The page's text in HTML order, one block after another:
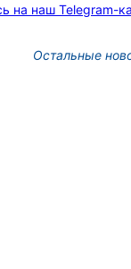
на наш Telegram-
Остальные